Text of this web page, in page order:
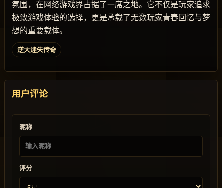
氛围，在网络游戏界占据了一席之地。它不仅是玩家追求
极致游戏体验的选择，更是承载了无数玩家青春回忆与梦
想的重要载体。
逆天迷失传奇
用户评论
昵称
评分